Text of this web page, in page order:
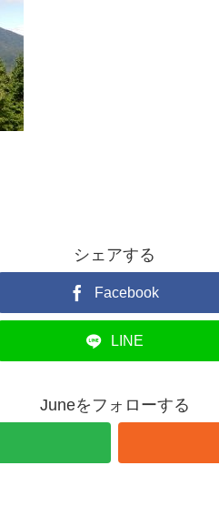
シェアする
Facebook
LINE
Juneをフォローする